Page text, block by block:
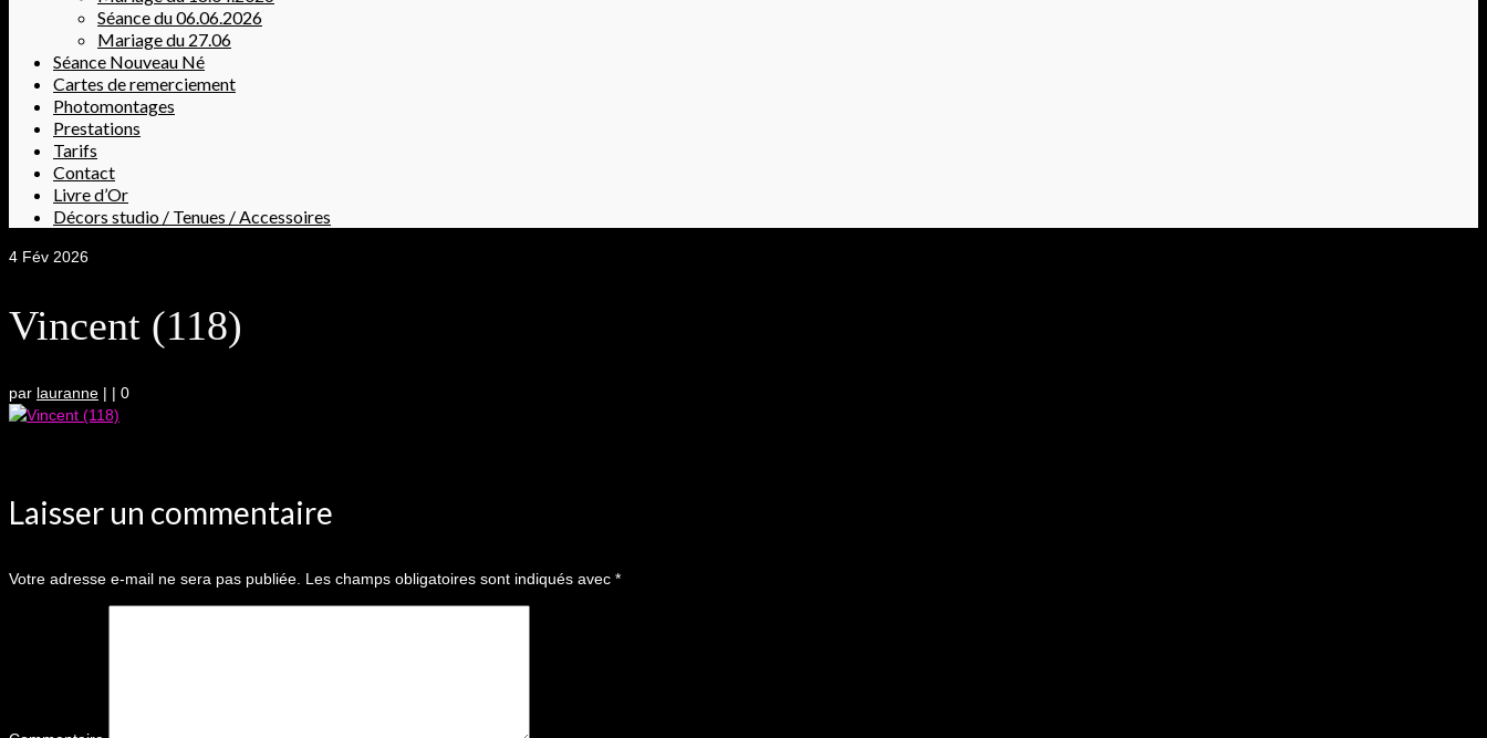
Séance du 06.06.2026
Mariage du 27.06
Séance Nouveau Né
Cartes de remerciement
Photomontages
Prestations
Tarifs
Contact
Livre d’Or
Décors studio / Tenues / Accessoires
4 Fév 2026
Vincent (118)
par lauranne | | 0
Laisser un commentaire
Votre adresse e-mail ne sera pas publiée. Les champs obligatoires sont indiqués avec *